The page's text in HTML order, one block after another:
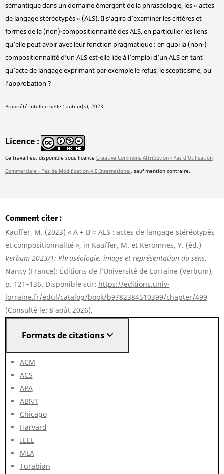
sémantique dans un domaine émergent de la phraséologie, les « actes
de langage stéréotypés » (ALS). Il s’agira d’examiner les critères et
formes de la (non)-compositionnalité des ALS, en particulier les liens
qu’elle peut avoir avec leur fonction pragmatique : en quoi la (non-)
compositionnalité d’un ALS est-elle liée à l’emploi d’un ALS en tant
qu’acte de langage exprimant par exemple le refus, le scepticisme, ou
l’approbation ?
Propriété intellectuelle : auteur(s), 2023
Licence
Ce travail est disponible sous licence Creative Commons Attribution - Pas d'Utilisation
Commerciale - Pas de Modification 4.0 International, sauf mention contraire.
Comment citer
Kauffer, M. (2023) « A + B = ALS : actes de langage stéréotypés
et compositionnalité », in Kauffer, M. et Keromnes, Y. (éd.)
Verbum 2023/1: Phraséologie, image et représentation du sens.
Nancy (France): Éditions de l’Université de Lorraine (Verbum),
p. 121–136. Disponible sur: https://editions.univ-
lorraine.fr/edul/catalog/book/b9782384510399/chapter/499
(Consulté le: 8 août 2026).
Formats de citations
ACM
ACS
APA
ABNT
Chicago
Harvard
IEEE
MLA
Turabian